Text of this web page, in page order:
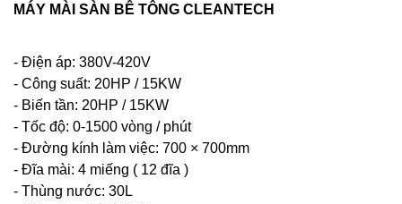
MÁY MÀI SÀN BÊ TÔNG CLEANTECH
- Điện áp: 380V-420V
- Công suất: 20HP / 15KW
- Biến tần: 20HP / 15KW
- Tốc độ: 0-1500 vòng / phút
- Đường kính làm việc: 700 × 700mm
- Đĩa mài: 4 miếng ( 12 đĩa )
- Thùng nước: 30L